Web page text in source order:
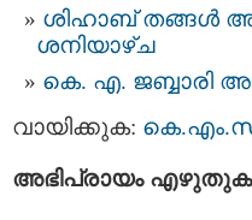
ശിഹാബ് തങ്ങൾ
ശനിയാഴ്ച
കെ. എ. ജബ്ബാരി
വായിക്കുക:
അഭിപ്രായം